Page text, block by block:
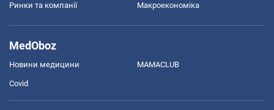
Ринки та компанії Макроекономіка
MedOboz
Новини медицини MAMACLUB
Covid